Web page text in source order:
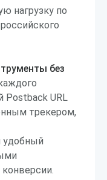
нагрузку по
без
Postback URL
трекером,
удобный